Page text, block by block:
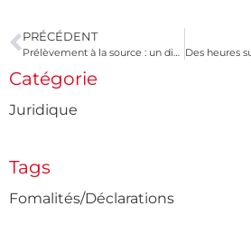
PRÉCÉDENT
Catégorie
Juridique
Tags
Fomalités/Déclarations